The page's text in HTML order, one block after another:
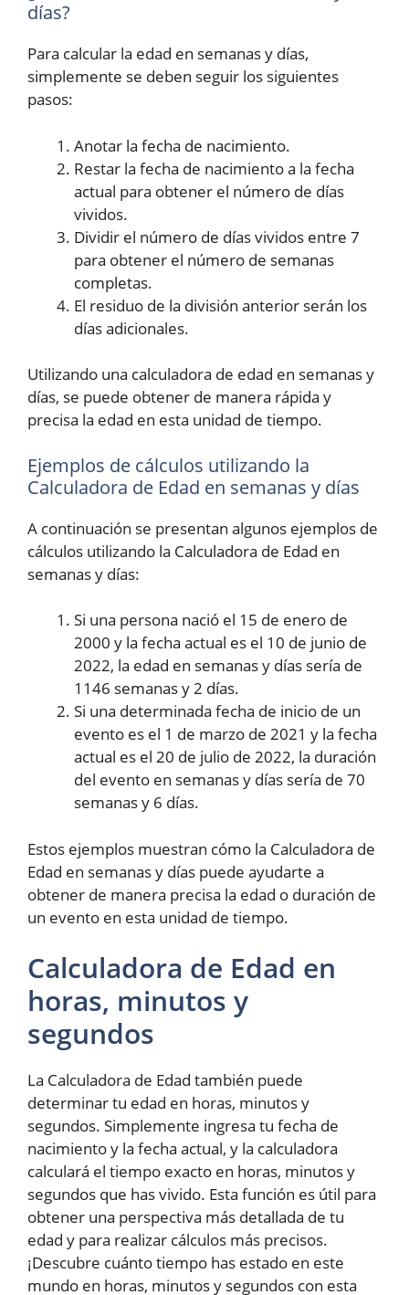
días?
Para calcular la edad en semanas y días,
simplemente se deben seguir los siguientes
pasos:
Anotar la fecha de nacimiento.
Restar la fecha de nacimiento a la fecha
actual para obtener el número de días
vividos.
Dividir el número de días vividos entre 7
para obtener el número de semanas
completas.
El residuo de la división anterior serán los
días adicionales.
Utilizando una calculadora de edad en semanas y
días, se puede obtener de manera rápida y
precisa la edad en esta unidad de tiempo.
Ejemplos de cálculos utilizando la
Calculadora de Edad en semanas y días
A continuación se presentan algunos ejemplos de
cálculos utilizando la Calculadora de Edad en
semanas y días:
Si una persona nació el 15 de enero de
2000 y la fecha actual es el 10 de junio de
2022, la edad en semanas y días sería de
1146 semanas y 2 días.
Si una determinada fecha de inicio de un
evento es el 1 de marzo de 2021 y la fecha
actual es el 20 de julio de 2022, la duración
del evento en semanas y días sería de 70
semanas y 6 días.
Estos ejemplos muestran cómo la Calculadora de
Edad en semanas y días puede ayudarte a
obtener de manera precisa la edad o duración de
un evento en esta unidad de tiempo.
Calculadora de Edad en
horas, minutos y
segundos
La Calculadora de Edad también puede
determinar tu edad en horas, minutos y
segundos. Simplemente ingresa tu fecha de
nacimiento y la fecha actual, y la calculadora
calculará el tiempo exacto en horas, minutos y
segundos que has vivido. Esta función es útil para
obtener una perspectiva más detallada de tu
edad y para realizar cálculos más precisos.
¡Descubre cuánto tiempo has estado en este
mundo en horas, minutos y segundos con esta